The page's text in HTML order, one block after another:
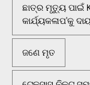
ଛାତ୍ର ମୃତ୍ୟୁ ପାଇଁ
କାର୍ଯ୍ୟକଳାପ'କୁ
ଜଣେ ମୃତ